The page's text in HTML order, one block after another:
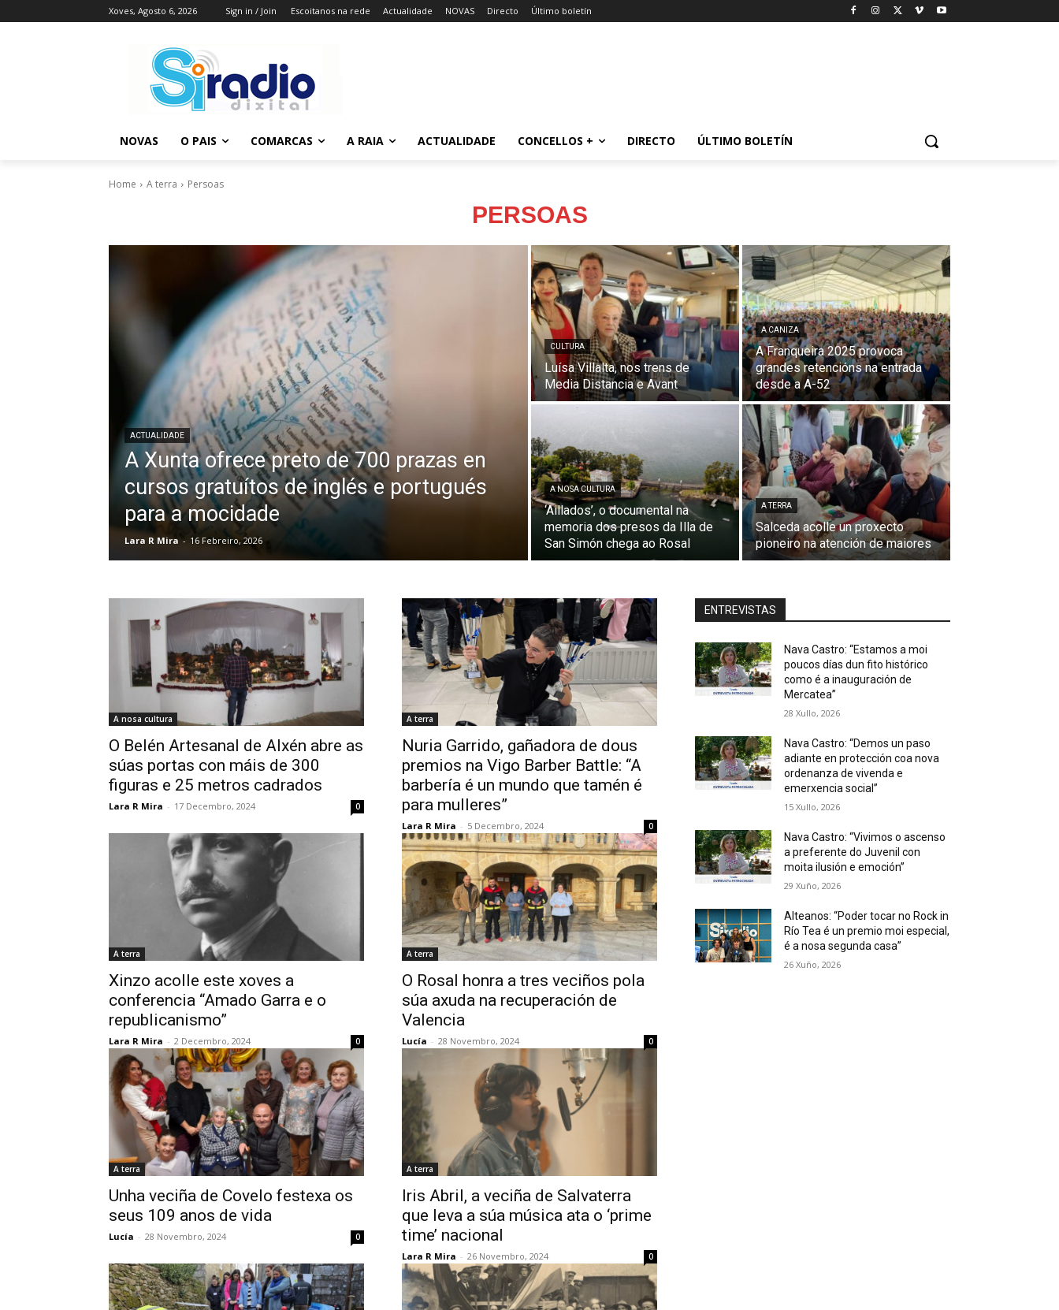
Xoves, Agosto 6, 2026 Sign in / Join Escoitanos na rede Actualidade NOVAS Directo Último boletín
NOVAS O PAIS COMARCAS A RAIA ACTUALIDADE CONCELLOS + DIRECTO ÚLTIMO BOLETÍN
Home A terra Persoas
PERSOAS
ACTUALIDADE
A Xunta ofrece preto de 700 prazas en
cursos gratuítos de inglés e portugués
para a mocidade
Lara R Mira - 16 Febreiro, 2026
CULTURA
Luísa Villalta, nos trens de
Media Distancia e Avant
A CANIZA
A Franqueira 2025 provoca
grandes retencións na entrada
desde a A-52
A NOSA CULTURA
‘Aillados’, o documental na
memoria dos presos da Illa de
San Simón chega ao Rosal
A TERRA
Salceda acolle un proxecto
pioneiro na atención de maiores
A nosa cultura
O Belén Artesanal de Alxén abre as
súas portas con máis de 300
figuras e 25 metros cadrados
Lara R Mira - 17 Decembro, 2024 0
A terra
Nuria Garrido, gañadora de dous
premios na Vigo Barber Battle: “A
barbería é un mundo que tamén é
para mulleres”
Lara R Mira - 5 Decembro, 2024 0
A terra
Xinzo acolle este xoves a
conferencia “Amado Garra e o
republicanismo”
Lara R Mira - 2 Decembro, 2024 0
A terra
O Rosal honra a tres veciños pola
súa axuda na recuperación de
Valencia
Lucía - 28 Novembro, 2024 0
A terra
Unha veciña de Covelo festexa os
seus 109 anos de vida
Lucía - 28 Novembro, 2024 0
A terra
Iris Abril, a veciña de Salvaterra
que leva a súa música ata o ‘prime
time’ nacional
Lara R Mira - 26 Novembro, 2024 0
ENTREVISTAS
Nava Castro: “Estamos a moi
poucos días dun fito histórico
como é a inauguración de
Mercatea”
28 Xullo, 2026
Nava Castro: “Demos un paso
adiante en protección coa nova
ordenanza de vivenda e
emerxencia social”
15 Xullo, 2026
Nava Castro: “Vivimos o ascenso
a preferente do Juvenil con
moita ilusión e emoción”
29 Xuño, 2026
Alteanos: “Poder tocar no Rock in
Río Tea é un premio moi especial,
é a nosa segunda casa”
26 Xuño, 2026